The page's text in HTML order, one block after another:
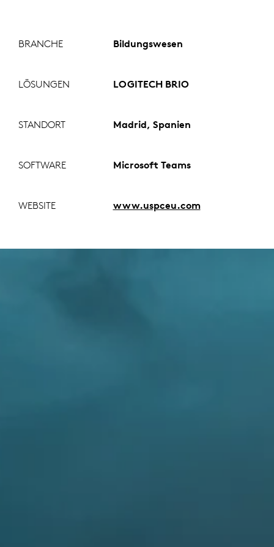
BRANCHE Bildungswesen
LÖSUNGEN LOGITECH BRIO
STANDORT Madrid, Spanien
SOFTWARE Microsoft Teams
WEBSITE www.uspceu.com